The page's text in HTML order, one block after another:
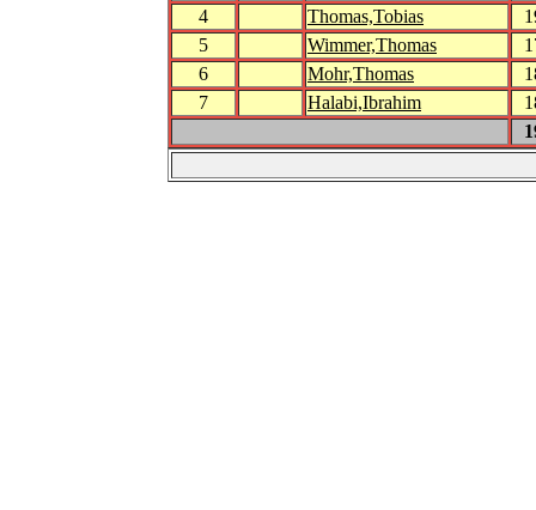
4
Thomas,Tobias
5
Wimmer,Thomas
6
Mohr,Thomas
7
Halabi,Ibrahim